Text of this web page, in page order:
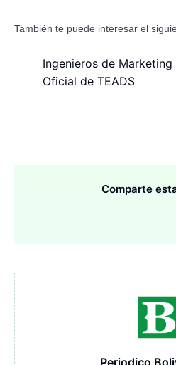
También te puede interesar el
Ingenieros de Marketing
Oficial de TEADS
Comparte
Periodico